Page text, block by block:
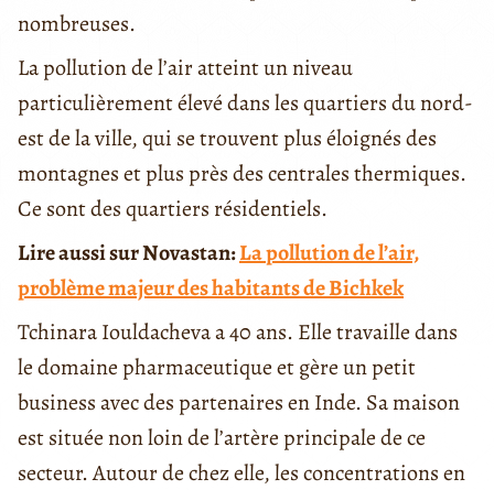
nombreuses.
La pollution de l’air atteint un niveau
particulièrement élevé dans les quartiers du nord-
est de la ville, qui se trouvent plus éloignés des
montagnes et plus près des centrales thermiques.
Ce sont des quartiers résidentiels.
Lire aussi sur Novastan:La pollution de l’air,
problème majeur des habitants de Bichkek
Tchinara Iouldacheva a 40 ans. Elle travaille dans
le domaine pharmaceutique et gère un petit
business avec des partenaires en Inde. Sa maison
est située non loin de l’artère principale de ce
secteur. Autour de chez elle, les concentrations en